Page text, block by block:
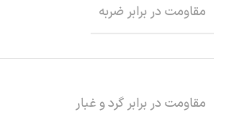
مقاومت در برابر ضربه
مقاومت در برابر گرد و غبار